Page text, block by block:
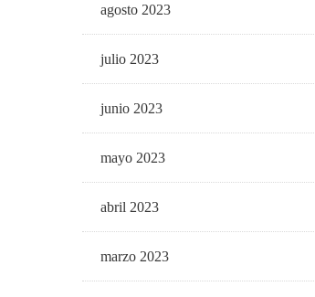
agosto 2023
julio 2023
junio 2023
mayo 2023
abril 2023
marzo 2023